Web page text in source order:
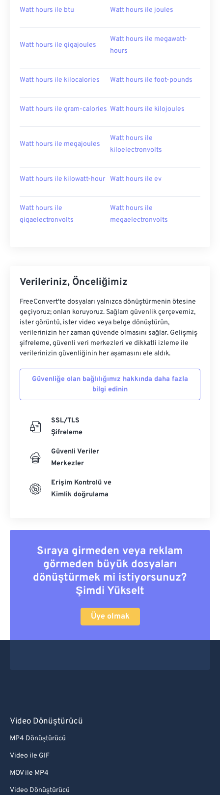
Watt hours ile btu Watt hours ile joules
Watt hours ile gigajoules
Watt hours ile megawatt-
hours
Watt hours ile kilocalories Watt hours ile foot-pounds
Watt hours ile gram-calories Watt hours ile kilojoules
Watt hours ile megajoules
Watt hours ile
kiloelectronvolts
Watt hours ile kilowatt-hour Watt hours ile ev
Watt hours ile
gigaelectronvolts
Watt hours ile
megaelectronvolts
Verileriniz, Önceliğimiz
FreeConvert'te dosyaları yalnızca dönüştürmenin ötesine
geçiyoruz; onları koruyoruz. Sağlam güvenlik çerçevemiz,
ister görüntü, ister video veya belge dönüştürün,
verilerinizin her zaman güvende olmasını sağlar. Gelişmiş
şifreleme, güvenli veri merkezleri ve dikkatli izleme ile
verilerinizin güvenliğinin her aşamasını ele aldık.
Güvenliğe olan bağlılığımız hakkında daha fazla
bilgi edinin
SSL/TLS
Şifreleme
Güvenli Veriler
Merkezler
Erişim Kontrolü ve
Kimlik doğrulama
Sıraya girmeden veya reklam
görmeden büyük dosyaları
dönüştürmek mi istiyorsunuz?
Şimdi Yükselt
Üye olmak
Video Dönüştürücü
MP4 Dönüştürücü
Video ile GIF
MOV ile MP4
Video Dönüştürücü